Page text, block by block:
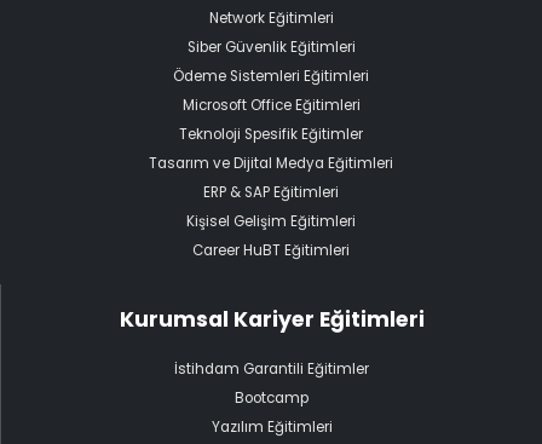
Network Eğitimleri
Siber Güvenlik Eğitimleri
Ödeme Sistemleri Eğitimleri
Microsoft Office Eğitimleri
Teknoloji Spesifik Eğitimler
Tasarım ve Dijital Medya Eğitimleri
ERP & SAP Eğitimleri
Kişisel Gelişim Eğitimleri
Career HuBT Eğitimleri
Kurumsal Kariyer Eğitimleri
İstihdam Garantili Eğitimler
Bootcamp
Yazılım Eğitimleri